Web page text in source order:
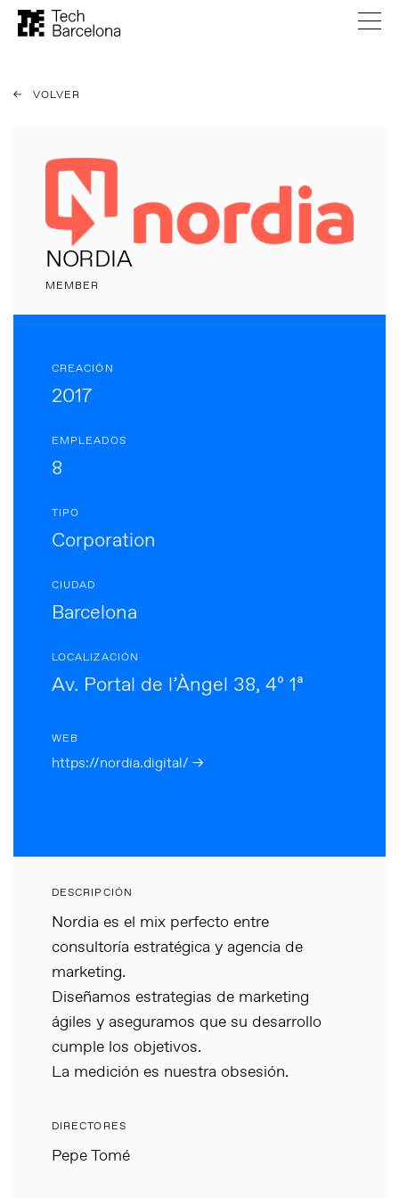
VOLVER
NORDIA
MEMBER
CREACIÓN
2017
EMPLEADOS
8
TIPO
Corporation
CIUDAD
Barcelona
LOCALIZACIÓN
Av. Portal de l’Àngel 38, 4º 1ª
WEB
https://nordia.digital/ →
DESCRIPCIÓN
Nordia es el mix perfecto entre
consultoría estratégica y agencia de
marketing.
Diseñamos estrategias de marketing
ágiles y aseguramos que su desarrollo
cumple los objetivos.
La medición es nuestra obsesión.
DIRECTORES
Pepe Tomé